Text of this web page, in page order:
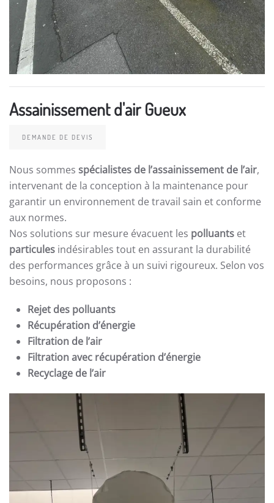
Assainissement d'air Gueux
DEMANDE DE DEVIS
Nous sommes spécialistes de l’assainissement de l’air,
intervenant de la conception à la maintenance pour
garantir un environnement de travail sain et conforme
aux normes.
Nos solutions sur mesure évacuent les polluants et
particules indésirables tout en assurant la durabilité
des performances grâce à un suivi rigoureux. Selon vos
besoins, nous proposons :
Rejet des polluants
Récupération d’énergie
Filtration de l’air
Filtration avec récupération d’énergie
Recyclage de l’air